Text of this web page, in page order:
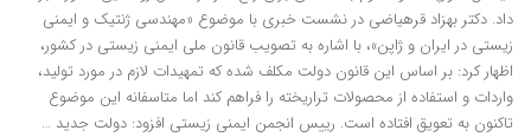
داد. دکتر بهزاد قره‎یاضی در نشست خبری با موضوع «مهندسی ژنتیک و ایمنی
زیستی در ایران و ژاپن»، با اشاره به تصویب قانون ملی ایمنی زیستی در کشور،
اظهار کرد: بر اساس این قانون دولت مکلف شده که تمهیدات لازم در مورد تولید،
واردات و استفاده از محصولات تراریخته را فراهم کند اما متاسفانه این موضوع
تاکنون به تعویق افتاده است. رییس انجمن ایمنی زیستی افزود: دولت جدید …